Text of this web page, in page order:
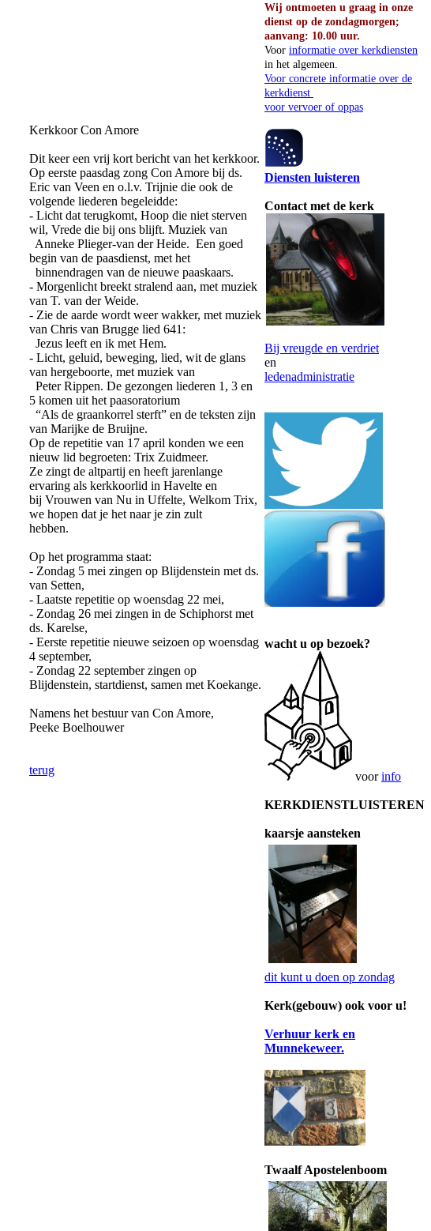
Kerkkoor Con Amore
Dit keer een vrij kort bericht van het kerkkoor.
Op eerste paasdag zong Con Amore bij ds.
Eric van Veen en o.l.v. Trijnie die ook de
volgende liederen begeleidde:
- Licht dat terugkomt, Hoop die niet sterven
wil, Vrede die bij ons blijft. Muziek van
Anneke Plieger-van der Heide. Een goed
begin van de paasdienst, met het
binnendragen van de nieuwe paaskaars.
- Morgenlicht breekt stralend aan, met muziek
van T. van der Weide.
- Zie de aarde wordt weer wakker, met muziek
van Chris van Brugge lied 641:
Jezus leeft en ik met Hem.
- Licht, geluid, beweging, lied, wit de glans
van hergeboorte, met muziek van
Peter Rippen. De gezongen liederen 1, 3 en
5 komen uit het paasoratorium
“Als de graankorrel sterft” en de teksten zijn
van Marijke de Bruijne.
Op de repetitie van 17 april konden we een
nieuw lid begroeten: Trix Zuidmeer.
Ze zingt de altpartij en heeft jarenlange
ervaring als kerkkoorlid in Havelte en
bij Vrouwen van Nu in Uffelte, Welkom Trix,
we hopen dat je het naar je zin zult
hebben.
Op het programma staat:
- Zondag 5 mei zingen op Blijdenstein met ds.
van Setten,
- Laatste repetitie op woensdag 22 mei,
- Zondag 26 mei zingen in de Schiphorst met
ds. Karelse,
- Eerste repetitie nieuwe seizoen op woensdag
4 september,
- Zondag 22 september zingen op
Blijdenstein, startdienst, samen met Koekange.
Namens het bestuur van Con Amore,
Peeke Boelhouwer
terug
Wij ontmoeten u graag in onze
dienst op de zondagmorgen;
aanvang: 10.00 uur.
Voor informatie over kerkdiensten
in het algemeen.
Voor concrete informatie over de
kerkdienst
voor vervoer of oppas
Diensten luisteren
Contact met de kerk
Bij vreugde en verdriet
en
ledenadministratie
wacht u op bezoek?
voorinfo
KERKDIENSTLUISTEREN
kaarsje aansteken
dit kunt u doen op zondag
Kerk(gebouw) ook voor u!
Verhuur kerk en
Munnekeweer.
Twaalf Apostelenboom